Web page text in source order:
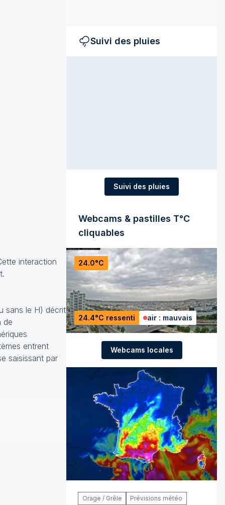
interaction
sans le H) décrit
de
entrent
saisissant par
Suivi des pluies
Suivi des pluies
Webcams & pastilles T°C
cliquables
24.0°C
24.4°C ressenti air : mauvais
Webcams locales
Orage / Grêle Prévisions météo